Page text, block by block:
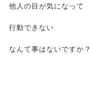
他人の目が気になって
行動できない
なんて事はないですか？